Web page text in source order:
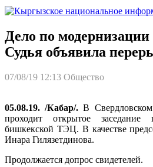
Дело по
Судья объявила
07/08/19 12:13 Общество
05.08.19. /Кабар/. В
проходит открытое
бишкекской ТЭЦ. В качестве
Инара Гилязетдинова.
Продолжается допрос свидетелей.